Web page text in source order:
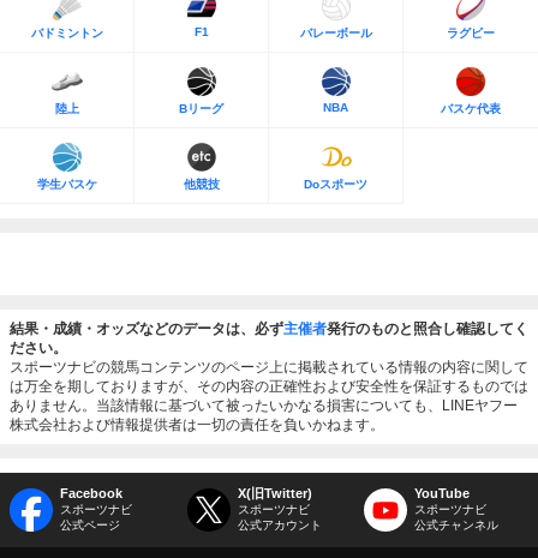
バドミントン F1 バレーボール ラグビー
陸上 Bリーグ NBA バスケ代表
学生バスケ 他競技 Doスポーツ
結果・成績・オッズなどのデータは、必ず主催者発行のものと照合し確認してく
ださい。
スポーツナビの競馬コンテンツのページ上に掲載されている情報の内容に関して
は万全を期しておりますが、その内容の正確性および安全性を保証するものでは
ありません。当該情報に基づいて被ったいかなる損害についても、LINEヤフー
株式会社および情報提供者は一切の責任を負いかねます。
Facebook
スポーツナビ
公式ページ
X(旧Twitter)
スポーツナビ
公式アカウント
YouTube
スポーツナビ
公式チャンネル